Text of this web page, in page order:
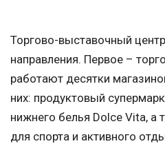
Торгово-выставочный
направления. Первое –
работают десятки
них: продуктовый
нижнего белья Dolce Vita, а
для спорта и активного